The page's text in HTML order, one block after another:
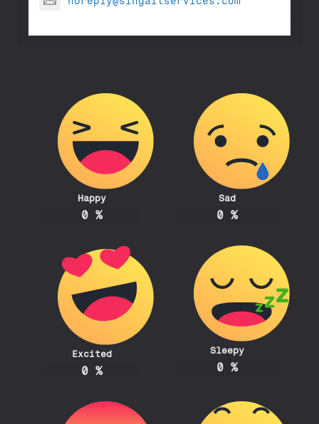
Happy
0%
Sad
0 %
Excited
0%
Sleepy
0 %